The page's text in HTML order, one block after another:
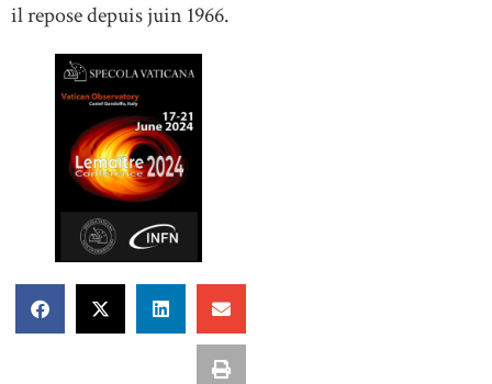
il repose depuis juin 1966.